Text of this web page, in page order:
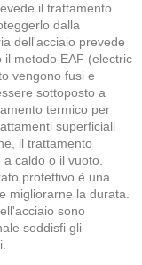
il trattamento
dalla
dell'acciaio prevede
il metodo EAF (electric
vengono fusi e
sottoposto a
termico per
superficiali
il trattamento
caldo o il vuoto.
protettivo è una
migliorarne la durata.
sono
soddisfi gli